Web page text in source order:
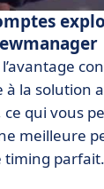
la solution
qui vous
meilleure
timing parfait.